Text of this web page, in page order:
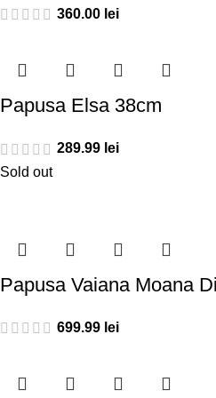
360.00 lei
Papusa Elsa 38cm
289.99 lei
Sold out
Papusa Vaiana Moana
699.99 lei